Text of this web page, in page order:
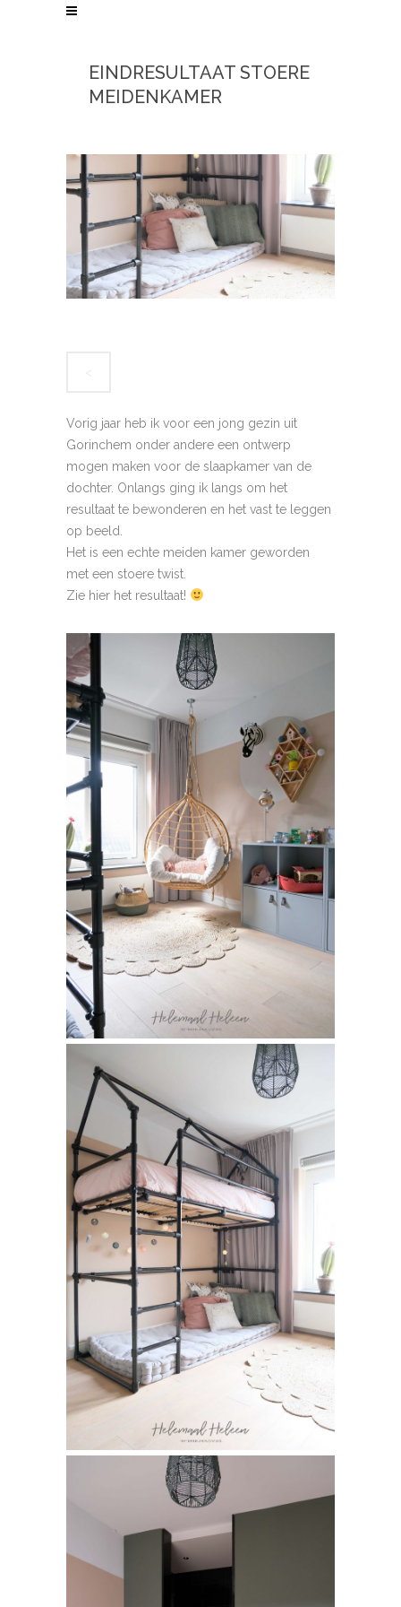
EINDRESULTAAT STOERE
MEIDENKAMER
Vorig jaar heb ik voor een jong gezin uit
Gorinchem onder andere een ontwerp
mogen maken voor de slaapkamer van de
dochter. Onlangs ging ik langs om het
resultaat te bewonderen en het vast te leggen
op beeld.
Het is een echte meiden kamer geworden
met een stoere twist.
Zie hier het resultaat!